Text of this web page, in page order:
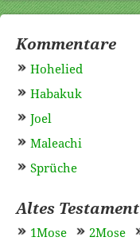
Kommentare
Hohelied
Habakuk
Joel
Maleachi
Sprüche
Altes Testament
1Mose 2Mose